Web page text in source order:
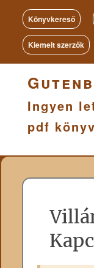
Könyvkereső
Kiemelt szerzők
Ingyen
pdf